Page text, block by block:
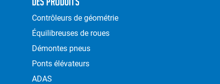
Contrôleurs de géométrie
Équilibreuses de roues
Démontes pneus
Ponts élévateurs
ADAS